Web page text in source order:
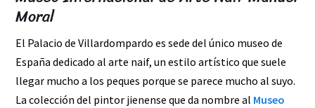
Moral
El Palacio de Villardompardo es sede del único museo de
España dedicado al arte naif, un estilo artístico que suele
llegar mucho a los peques porque se parece mucho al suyo.
La colección del pintor jienense que da nombre al Museo